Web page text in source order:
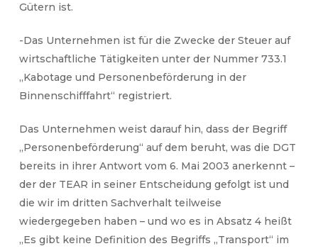
Gütern ist.
-Das Unternehmen ist für die Zwecke der Steuer auf
wirtschaftliche Tätigkeiten unter der Nummer 733.1
„Kabotage und Personenbeförderung in der
Binnenschifffahrt“ registriert.
Das Unternehmen weist darauf hin, dass der Begriff
„Personenbeförderung“ auf dem beruht, was die DGT
bereits in ihrer Antwort vom 6. Mai 2003 anerkennt –
der der TEAR in seiner Entscheidung gefolgt ist und
die wir im dritten Sachverhalt teilweise
wiedergegeben haben – und wo es in Absatz 4 heißt
„Es gibt keine Definition des Begriffs „Transport“ im